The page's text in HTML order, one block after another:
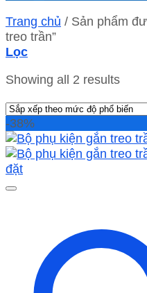
Trang chủ / Sản phẩm
treo trần”
Lọc
Showing all 2 results
-38%